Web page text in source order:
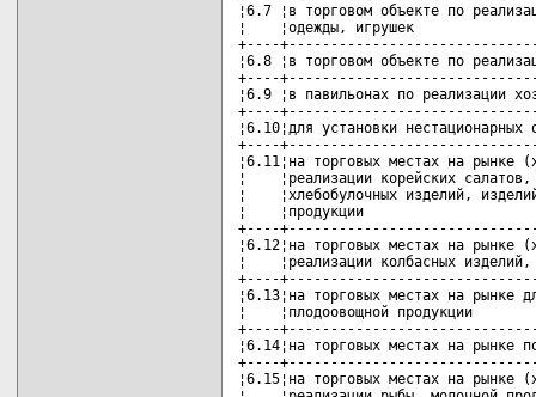
¦6.7 ¦в торговом объекте по
¦    ¦одежды, игрушек
+----
¦6.8 ¦в торговом объекте по
+----
¦6.9 ¦в павильонах по
+----
¦6.10¦для установки
+----
¦6.11¦на торговых местах на
¦    ¦реализации корейских
¦    ¦хлебобулочных изделий,
¦    ¦продукции
+----
¦6.12¦на торговых местах на
¦    ¦реализации колбасных
+----
¦6.13¦на торговых местах на
¦    ¦плодоовощной
+----
¦6.14¦на торговых местах на
+----
¦6.15¦на торговых местах на